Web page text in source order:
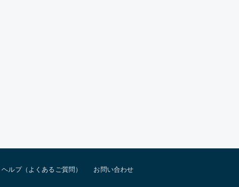
ヘルプ（よくあるご質問） お問い合わせ